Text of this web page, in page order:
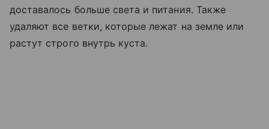
доставалось больше света и питания. Также
удаляют все ветки, которые лежат на земле или
растут строго внутрь куста.